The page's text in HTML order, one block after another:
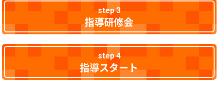
step 3
指導研修会
step 4
指導スタート